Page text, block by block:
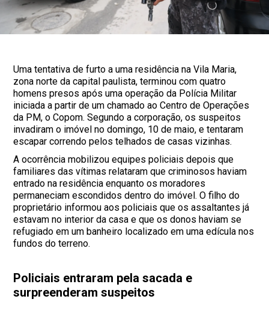
Uma tentativa de furto a uma residência na Vila Maria,
zona norte da capital paulista, terminou com quatro
homens presos após uma operação da Polícia Militar
iniciada a partir de um chamado ao Centro de Operações
da PM, o Copom. Segundo a corporação, os suspeitos
invadiram o imóvel no domingo, 10 de maio, e tentaram
escapar correndo pelos telhados de casas vizinhas.
A ocorrência mobilizou equipes policiais depois que
familiares das vítimas relataram que criminosos haviam
entrado na residência enquanto os moradores
permaneciam escondidos dentro do imóvel. O filho do
proprietário informou aos policiais que os assaltantes já
estavam no interior da casa e que os donos haviam se
refugiado em um banheiro localizado em uma edícula nos
fundos do terreno.
Policiais entraram pela sacada e
surpreenderam suspeitos